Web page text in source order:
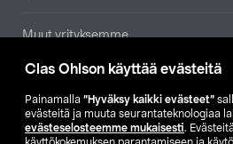
Clas Ohlson käyttää evästeitä
Painamalla ”Hyväksy kaikki evästeet”
evästeitä ja muuta seurantateknologiaa
evästeselosteemme mukaisesti.
Muut yrityksemme
Etsi
SE NO FI